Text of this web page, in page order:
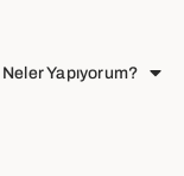
Neler Yapıyorum?